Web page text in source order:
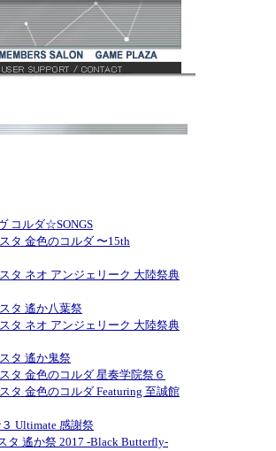
コルダ☆SONGS
タ 金色のコルダ 〜15th
タ ネオ アンジェリーク 大陸祭典
タ 遙か八葉祭
タ ネオ アンジェリーク 大陸祭典
タ 遙か鬼祭
タ 金色のコルダ 星奏学院祭６
タ 金色のコルダ Featuring 至誠館
Ultimate 感謝祭
タ 遙か祭 2017 -Black Butterfly-